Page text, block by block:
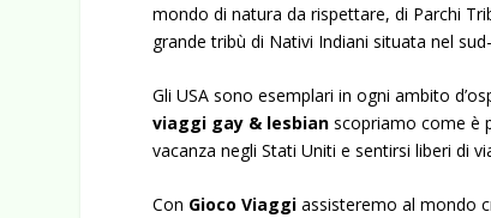
mondo di natura da rispettare, di Parchi
grande tribù di Nativi Indiani situata nel
Gli USA sono esemplari in ogni ambito
viaggi gay & lesbian scopriamo come è
vacanza negli Stati Uniti e sentirsi liberi di
Con Gioco Viaggi assisteremo al mondo